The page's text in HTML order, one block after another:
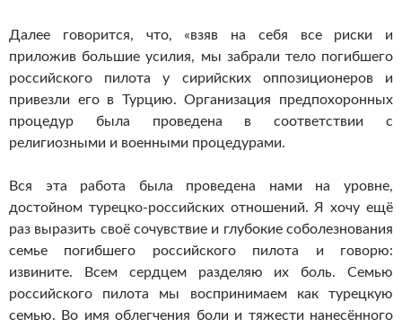
Далее говорится, что, «взяв на себя все риски и
приложив большие усилия, мы забрали тело погибшего
российского пилота у сирийских оппозиционеров и
привезли его в Турцию. Организация предпохоронных
процедур была проведена в соответствии с
религиозными и военными процедурами.
Вся эта работа была проведена нами на уровне,
достойном турецко-российских отношений. Я хочу ещё
раз выразить своё сочувствие и глубокие соболезнования
семье погибшего российского пилота и говорю:
извините. Всем сердцем разделяю их боль. Семью
российского пилота мы воспринимаем как турецкую
семью. Во имя облегчения боли и тяжести нанесённого